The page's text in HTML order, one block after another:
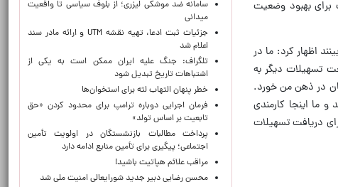
برای بهبود وضعیت
اظهار کرد: ما در
تسهیلات دیگر به
در ذهن من خورد.
ما اینجا کارمندی
دریافت تسهیلات
سامانه ضد موشکی لیزری؛ از بلوف سیاسی تا واقعیت
میدانی
جزئیات ثبت ادعا، تهیه نقشه UTM و ارائه مادر سند
اعلام شد
تلگراف: جنگ علیه ایران ممکن است به یکی از
اشتباهات تاریخ تبدیل شود
خطر پنهان التهاب لثه برای استخوان‌ها
فرمان اجرایی دوباره ترامپ برای محدود کردن «حق
تابعیت بر اساس تولد»
پرداخت مطالبات بازنشستگان در اولویت تأمین
اجتماعی؛ پیگیری برای تأمین منابع ادامه دارد
مراقب علائم هپاتیت باشید!
محسن رضایی دبیر جدید شورایعالی امنیت ملی شد